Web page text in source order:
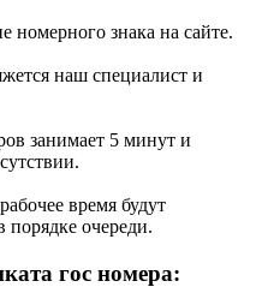
номерного знака на сайте.
наш специалист и
занимает 5 минут и
время будут
очереди.
гос номера: